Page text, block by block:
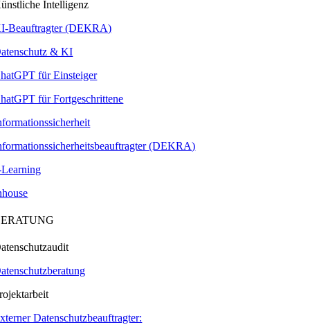
Intelligenz
Beauftragter (DEKRA)
& KI
für Einsteiger
für Fortgeschrittene
(DEKRA)
Learning
Datenschutzbeauftragter: